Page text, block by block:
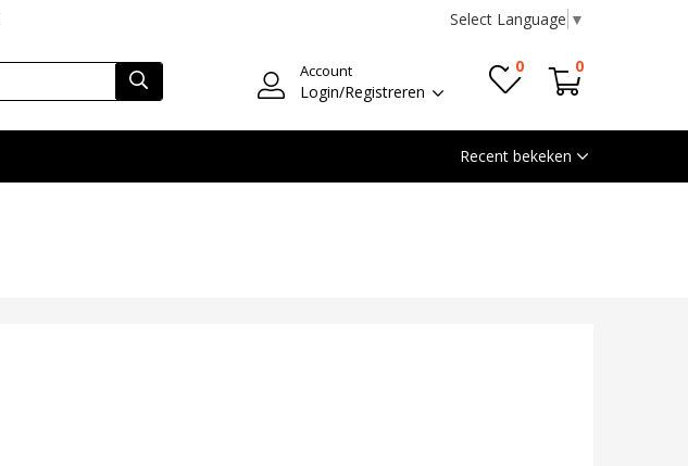
Select Language ▼
Account
Login/Registreren
0 0
Recent bekeken